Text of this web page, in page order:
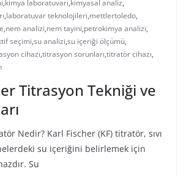
,kimya laboratuvarı,kimyasal analiz,
,laboratuvar teknolojileri,mettlertoledo,
,nem analizi,nem tayini,petrokimya analizi,
seçimi,su analizi,su içeriği ölçümü,
cihazı,titrasyon sorunları,titratör cihazı,
Titrasyon Tekniği ve
Nedir? Karl Fischer (KF) titratör, sıvı
su içeriğini belirlemek için
Su